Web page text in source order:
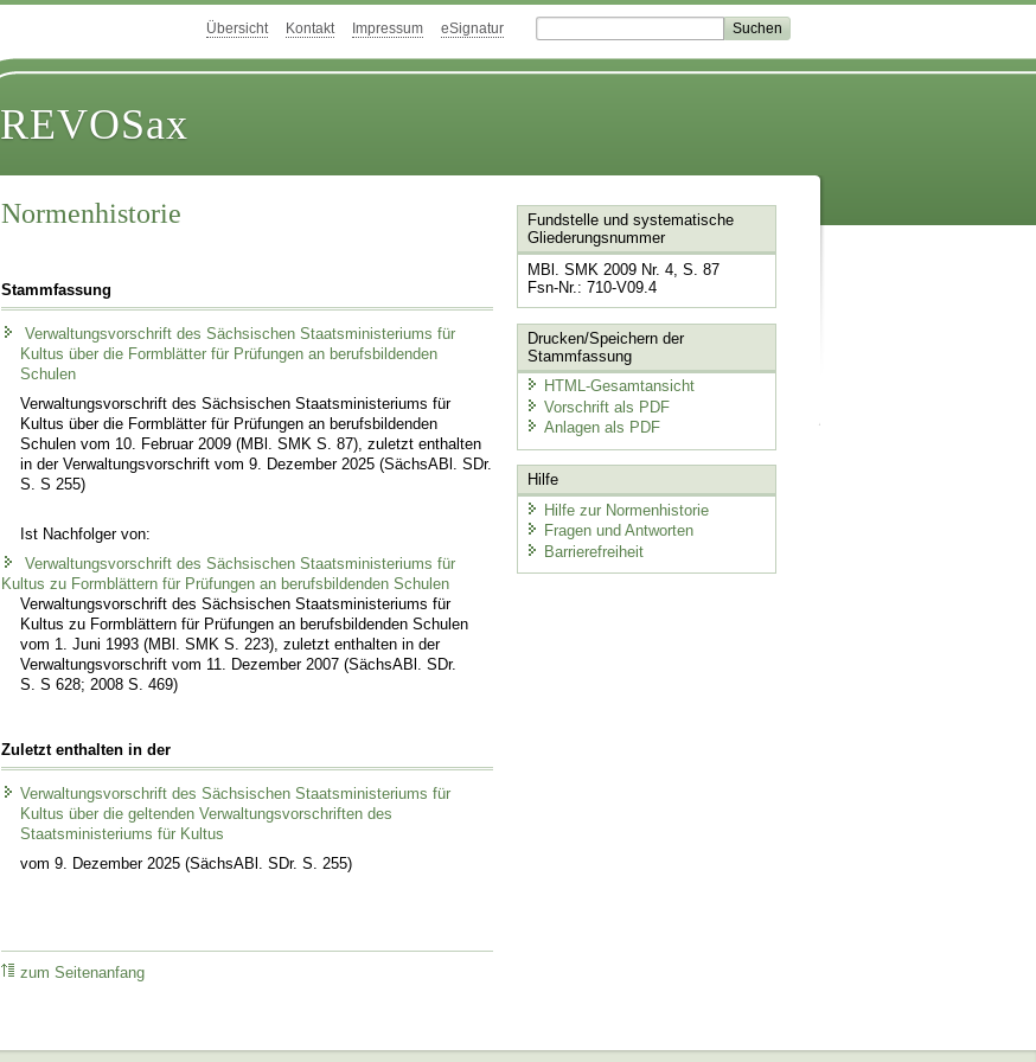
Übersicht Kontakt Impressum eSignatur
REVOSax
Normenhistorie
Stammfassung
Verwaltungsvorschrift des Sächsischen Staatsministeriums für
Kultus über die Formblätter für Prüfungen an berufsbildenden
Schulen
Verwaltungsvorschrift des Sächsischen Staatsministeriums für
Kultus über die Formblätter für Prüfungen an berufsbildenden
Schulen vom 10. Februar 2009 (MBl. SMK S. 87), zuletzt enthalten
in der Verwaltungsvorschrift vom 9. Dezember 2025 (SächsABl. SDr.
S. S 255)
Ist Nachfolger von:
Verwaltungsvorschrift des Sächsischen Staatsministeriums für
Kultus zu Formblättern für Prüfungen an berufsbildenden Schulen
Verwaltungsvorschrift des Sächsischen Staatsministeriums für
Kultus zu Formblättern für Prüfungen an berufsbildenden Schulen
vom 1. Juni 1993 (MBl. SMK S. 223), zuletzt enthalten in der
Verwaltungsvorschrift vom 11. Dezember 2007 (SächsABl. SDr.
S. S 628; 2008 S. 469)
Zuletzt enthalten in der
Verwaltungsvorschrift des Sächsischen Staatsministeriums für
Kultus über die geltenden Verwaltungsvorschriften des
Staatsministeriums für Kultus
vom 9. Dezember 2025 (SächsABl. SDr. S. 255)
zum Seitenanfang
Fundstelle und systematische
Gliederungsnummer
MBl. SMK 2009 Nr. 4, S. 87
Fsn-Nr.: 710-V09.4
Drucken/Speichern der
Stammfassung
HTML-Gesamtansicht
Vorschrift als PDF
Anlagen als PDF
Hilfe
Hilfe zur Normenhistorie
Fragen und Antworten
Barrierefreiheit